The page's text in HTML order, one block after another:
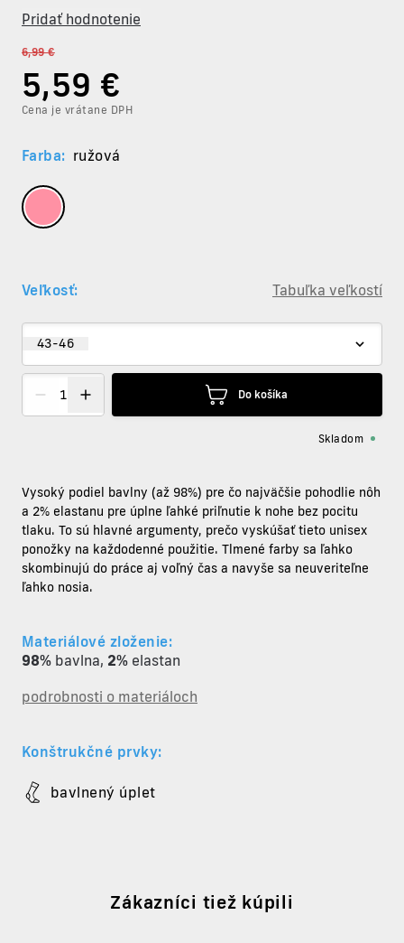
Pridať hodnotenie
6,99 €
5,59 €
Cena je vrátane DPH
Farba: ružová
Veľkosť: Tabuľka veľkostí
43-46
Do košíka
Skladom
Vysoký podiel bavlny (až 98%) pre čo najväčšie pohodlie nôh
a 2% elastanu pre úplne ľahké priľnutie k nohe bez pocitu
tlaku. To sú hlavné argumenty, prečo vyskúšať tieto unisex
ponožky na každodenné použitie. Tlmené farby sa ľahko
skombinujú do práce aj voľný čas a navyše sa neuveriteľne
ľahko nosia.
Materiálové zloženie:
98% bavlna, 2% elastan
podrobnosti o materiáloch
Konštrukčné prvky:
bavlnený úplet
Zákazníci tiež kúpili